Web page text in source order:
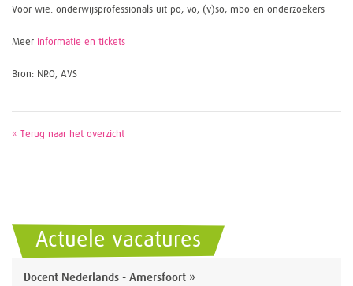
Voor wie: onderwijsprofessionals uit po, vo, (v)so, mbo en onderzoekers
Meer informatie en tickets
Bron: NRO, AVS
« Terug naar het overzicht
Actuele vacatures
Docent Nederlands - Amersfoort »